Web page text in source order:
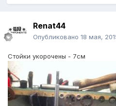
Renat44
Опубликовано 18 мая,
Стойки укорочены - 7см